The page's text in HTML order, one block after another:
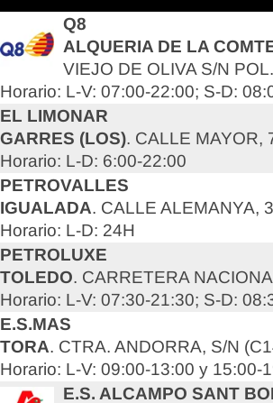
Q8
ALQUERIA DE LA
VIEJO DE OLIVA S/N
Horario: L-V: 07:00-22:00; S-D:
EL LIMONAR
GARRES (LOS). CALLE MAYOR,
Horario: L-D: 6:00-22:00
PETROVALLES
IGUALADA. CALLE ALEMANYA,
Horario: L-D: 24H
PETROLUXE
TOLEDO. CARRETERA
Horario: L-V: 07:30-21:30; S-D:
E.S.MAS
TORA. CTRA. ANDORRA, S/N
Horario: L-V: 09:00-13:00 y 15:00-
E.S. ALCAMPO SANT BOI